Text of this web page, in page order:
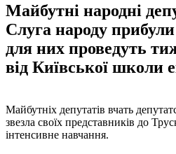
Майбутні народні
Слуга народу
для них проведуть
від Київської школи
Майбутніх депутатів вчать
звезла своїх представників до
інтенсивне навчання.